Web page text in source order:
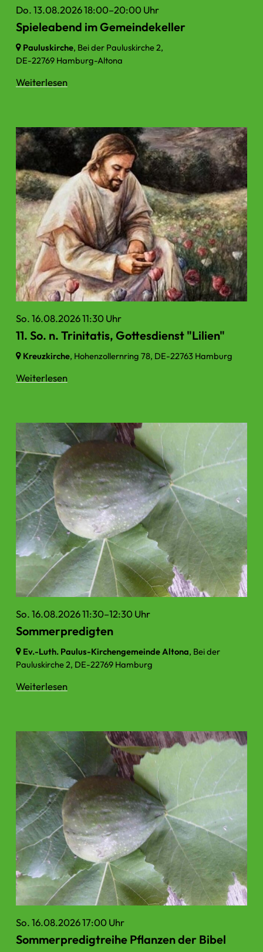
Do. 13.08.2026 18:00–20:00 Uhr
Spieleabend im Gemeindekeller
Pauluskirche, Bei der Pauluskirche 2,
DE-22769 Hamburg-Altona
Weiterlesen
So. 16.08.2026 11:30 Uhr
11. So. n. Trinitatis, Gottesdienst "Lilien"
Kreuzkirche, Hohenzollernring 78, DE-22763 Hamburg
Weiterlesen
So. 16.08.2026 11:30–12:30 Uhr
Sommerpredigten
Ev.-Luth. Paulus-Kirchengemeinde Altona, Bei der
Pauluskirche 2, DE-22769 Hamburg
Weiterlesen
So. 16.08.2026 17:00 Uhr
Sommerpredigtreihe Pflanzen der Bibel